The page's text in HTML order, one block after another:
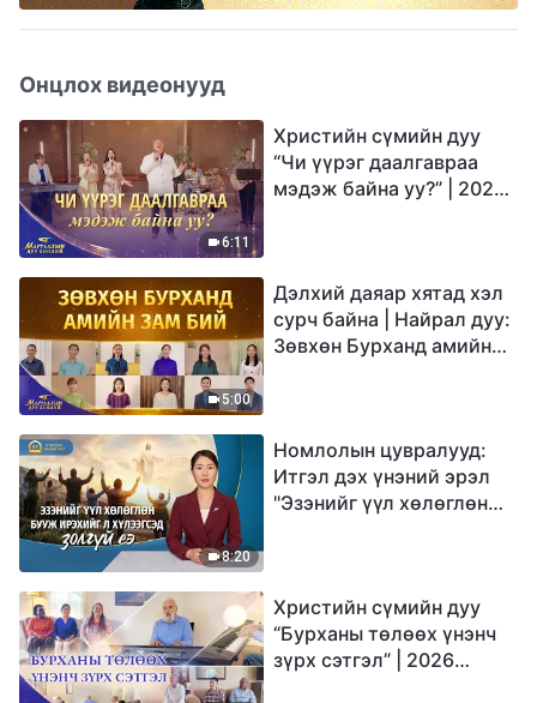
Онцлох видеонууд
6:11
Христийн сүмийн дуу
“Чи үүрэг даалгавраа
мэдэж байна уу?” | 2026
5:00
Дэлхий даяар хятад хэл
сурч байна | Найрал дуу:
Зөвхөн Бурханд амийн
8:20
Номлолын цувралууд:
Итгэл дэх үнэний эрэл
"Эзэнийг үүл хөлөглөн
Христийн сүмийн дуу
“Бурханы төлөөх үнэнч
зүрх сэтгэл” | 2026